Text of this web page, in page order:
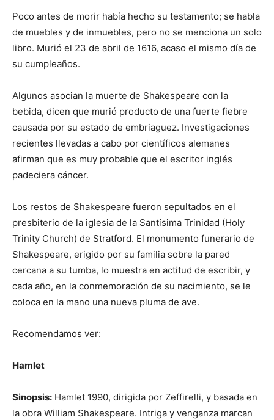
Poco antes de morir había hecho su testamento; se habla
de muebles y de inmuebles, pero no se menciona un solo
libro. Murió el 23 de abril de 1616, acaso el mismo día de
su cumpleaños.
Algunos asocian la muerte de Shakespeare con la
bebida, dicen que murió producto de una fuerte fiebre
causada por su estado de embriaguez. Investigaciones
recientes llevadas a cabo por científicos alemanes
afirman que es muy probable que el escritor inglés
padeciera cáncer.
Los restos de Shakespeare fueron sepultados en el
presbiterio de la iglesia de la Santísima Trinidad (Holy
Trinity Church) de Stratford. El monumento funerario de
Shakespeare, erigido por su familia sobre la pared
cercana a su tumba, lo muestra en actitud de escribir, y
cada año, en la conmemoración de su nacimiento, se le
coloca en la mano una nueva pluma de ave.
Recomendamos ver:
Hamlet
Sinopsis: Hamlet 1990, dirigida por Zeffirelli, y basada en
la obra William Shakespeare. Intriga y venganza marcan